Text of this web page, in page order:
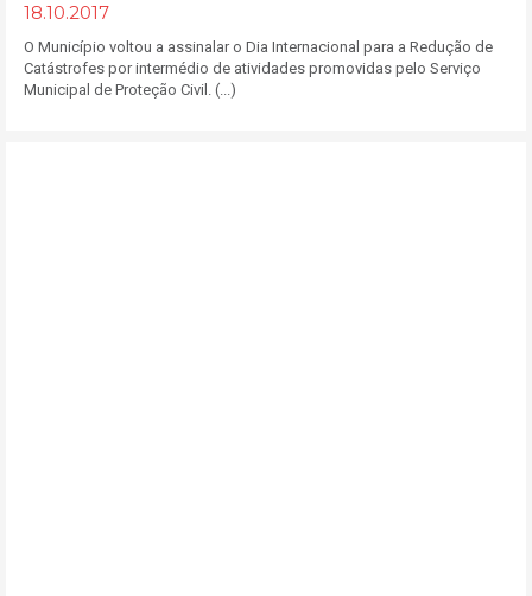
18.10.2017
O Município voltou a assinalar o Dia Internacional para a Redução de
Catástrofes por intermédio de atividades promovidas pelo Serviço
Municipal de Proteção Civil. (...)